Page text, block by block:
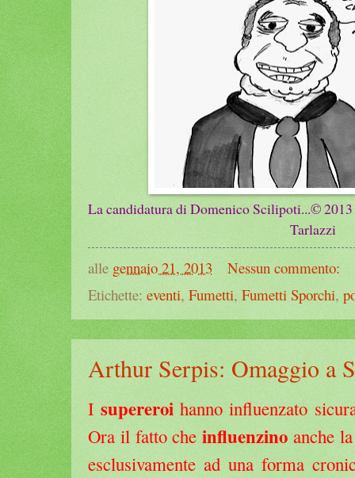
La candidatura di Domenico Scilipoti...© 2013
Tarlazzi
alle gennaio 21, 2013
Nessun commento:
Etichette: eventi, Fumetti, Fumetti Sporchi,
Arthur Serpis: Omaggio a
Isupereroi hanno influenzato
Ora il fatto cheinfluenzino anche
esclusivamente ad una forma